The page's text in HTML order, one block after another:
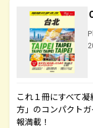
これ１冊にすべて
方」のコンパクト
報満載！